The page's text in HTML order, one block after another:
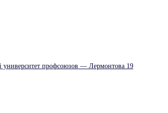
университет профсоюзов — Лермонтова 19